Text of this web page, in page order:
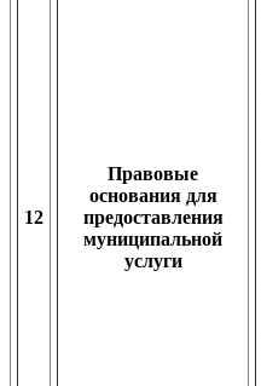
12
Правовые
основания для
предоставления
муниципальной
услуги